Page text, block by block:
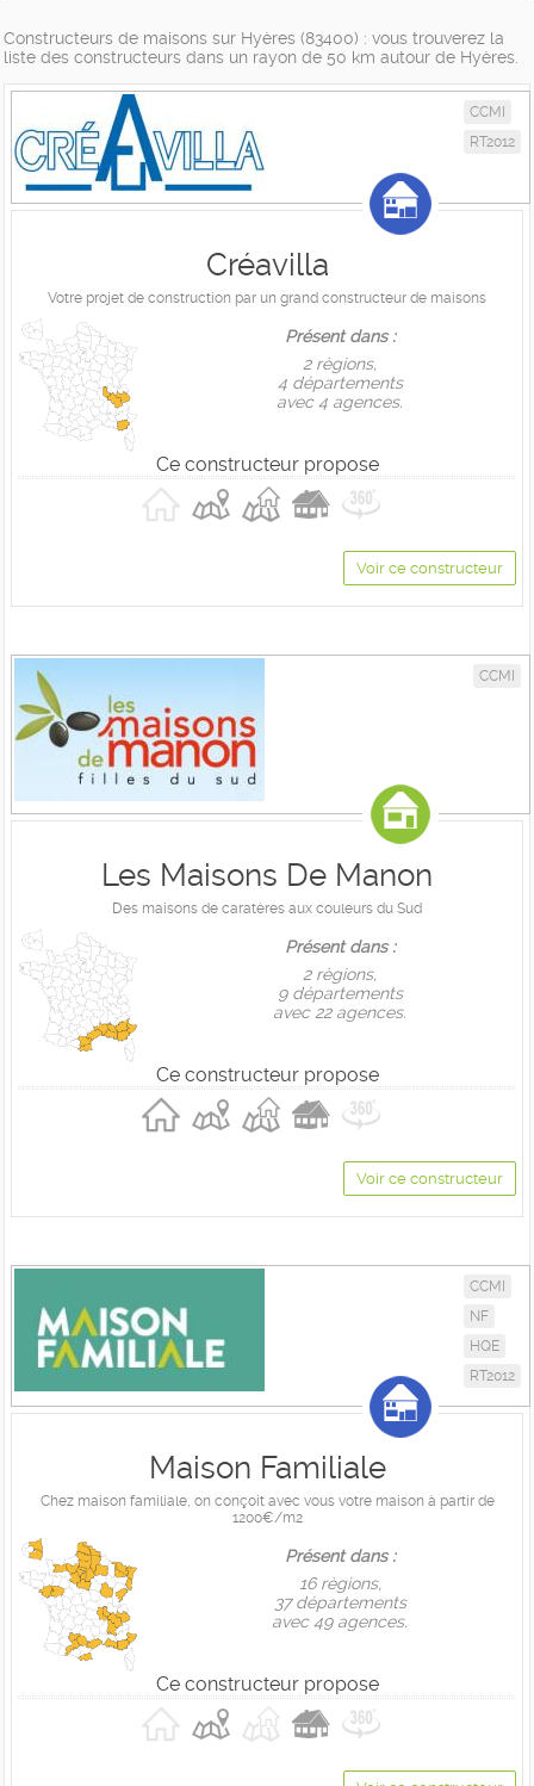
Constructeurs de maisons sur Hyères (83400) : vous trouverez la
liste des constructeurs dans un rayon de 50 km autour de Hyères.
CCMI
RT2012
Créavilla
Votre projet de construction par un grand constructeur de maisons
Présent dans :
2 règions,
4 départements
avec 4 agences.
Ce constructeur propose
Voir ce constructeur
CCMI
Les Maisons De Manon
Des maisons de caratères aux couleurs du Sud
Présent dans :
2 règions,
9 départements
avec 22 agences.
Ce constructeur propose
Voir ce constructeur
CCMI
NF
HQE
RT2012
Maison Familiale
Chez maison familiale, on conçoit avec vous votre maison à partir de
1200€/m2
Présent dans :
16 règions,
37 départements
avec 49 agences.
Ce constructeur propose